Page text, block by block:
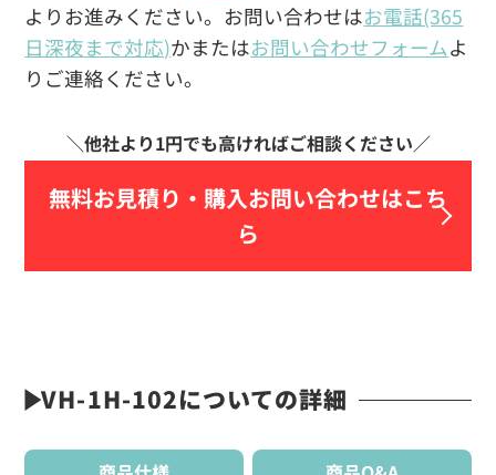
よりお進みください。お問い合わせはお電話(365
日深夜まで対応)かまたはお問い合わせフォームよ
りご連絡ください。
無料お見積り・ 購入お問い合わせはこち
ら
VH-1H-102についての詳細